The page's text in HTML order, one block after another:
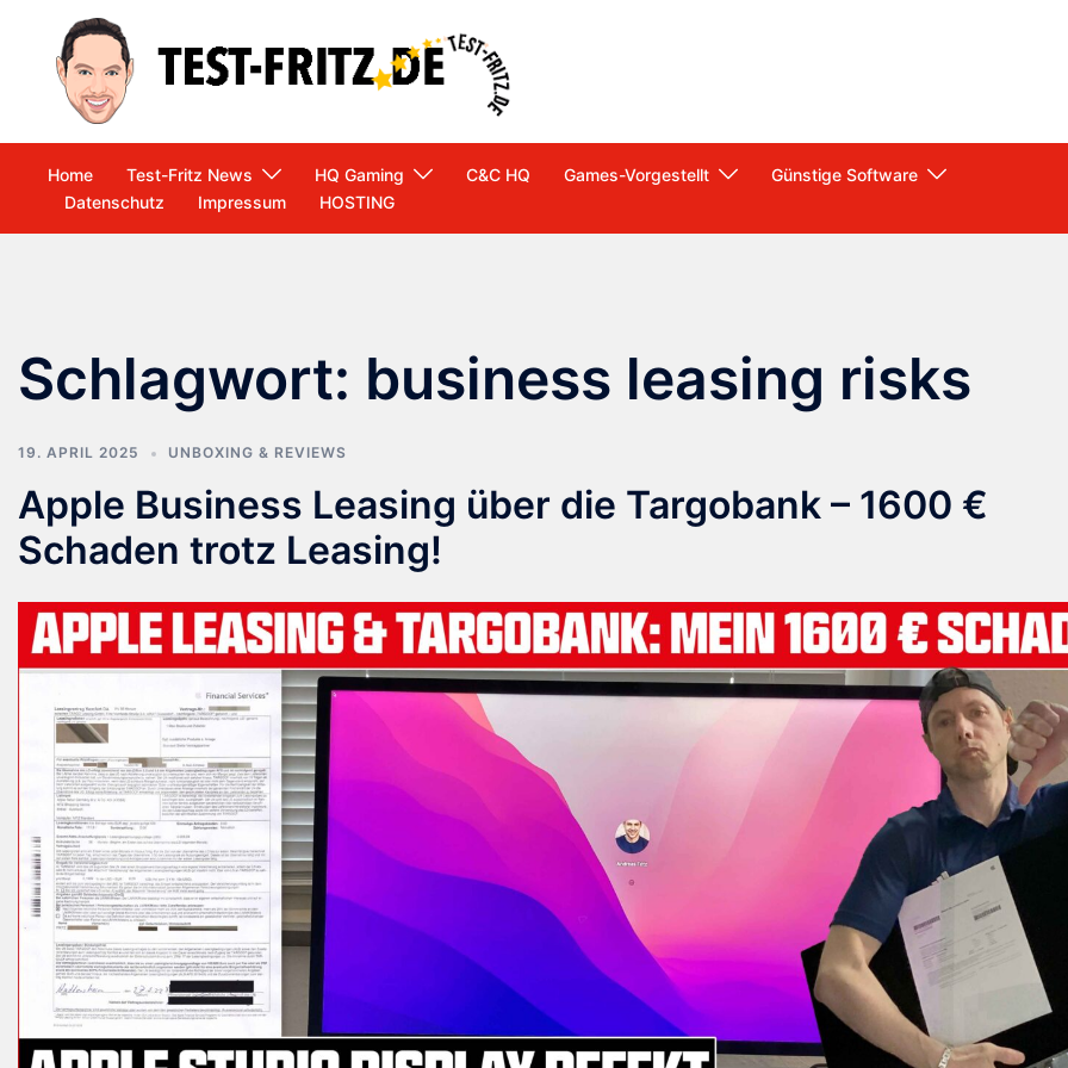
springen
Home Test-Fritz News HQ Gaming C&C HQ Games-Vorgestellt
Günstige Software
Datenschutz
Impressum HOSTING
Schlagwort: business leasing risks
19. APRIL 2025 UNBOXING & REVIEWS
Apple Business Leasing über die Targobank – 1600 €
Schaden trotz Leasing!